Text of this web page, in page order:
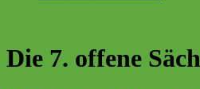
Die 7. offene